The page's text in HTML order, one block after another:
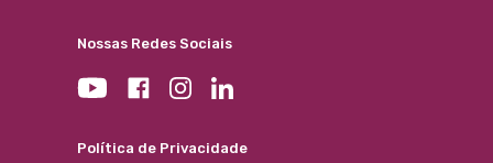
Nossas Redes Sociais
Política de Privacidade